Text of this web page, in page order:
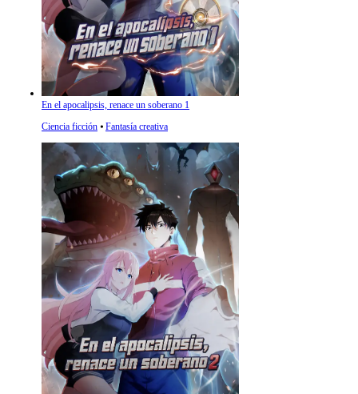
En el apocalipsis, renace un soberano 1
Ciencia ficción ⦁ Fantasía creativa